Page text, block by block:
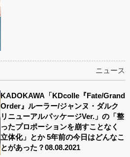
ニュース
KADOKAWA「KDcolle『Fate/Grand
Order』ルーラー/ジャンヌ・ダルク
リニューアルパッケージVer.」の「整
ったプロポーションを崩すことなく
立体化」とか 5年前の今日はどんなこ
とがあった？08.08.2021